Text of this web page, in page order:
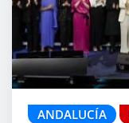
ANDALUCÍA